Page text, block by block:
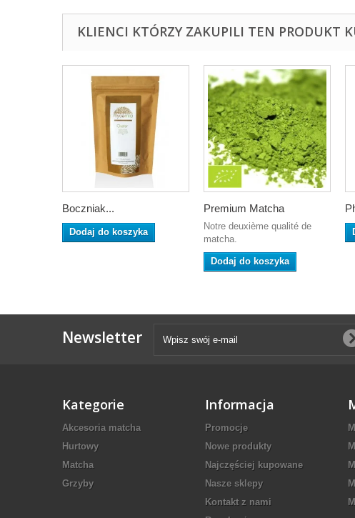
KLIENCI KTÓRZY ZAKUPILI TEN PRODUKT
Boczniak...
Dodaj do koszyka
Premium Matcha
Notre deuxième qualité de
matcha.
Dodaj do koszyka
Newsletter
Kategorie
Akcesoria matcha
Hurtowy
Matcha
Grzyby
Informacja
Promocje
Nowe produkty
Najczęściej kupowane
Nasze sklepy
Kontakt z nami